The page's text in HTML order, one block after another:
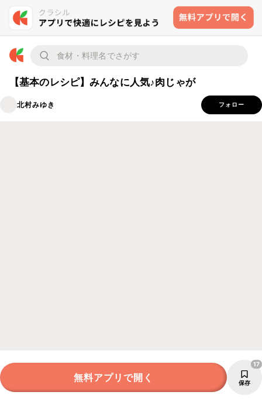
【基本のレシピ】みんなに人気♪肉じゃが
北村みゆき フォロー
無料アプリで開く 保存
17